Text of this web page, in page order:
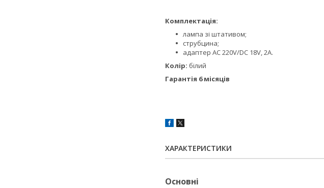
Комплектація:
лампа зі штативом;
струбцина;
адаптер AC 220V/DC 18V, 2A.
Колір: білий
Гарантія 6 місяців
ХАРАКТЕРИСТИКИ
Основні